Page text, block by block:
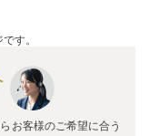
す。
お客様のご希望に合う